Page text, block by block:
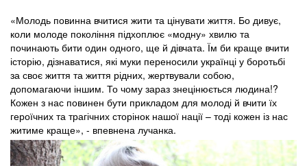
«Молодь повинна вчитися жити та цінувати життя. Бо дивує,
коли молоде покоління підхоплює «модну» хвилю та
починають бити один одного, ще й дівчата. Їм би краще вчити
історію, дізнаватися, які муки переносили українці у боротьбі
за своє життя та життя рідних, жертвували собою,
допомагаючи іншим. То чому зараз знецінюється людина!?
Кожен з нас повинен бути прикладом для молоді й вчити їх
героїчних та трагічних сторінок нашої нації – тоді кожен із нас
житиме краще», - впевнена лучанка.